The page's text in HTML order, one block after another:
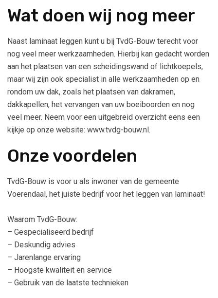
Wat doen wij nog meer
Naast laminaat leggen kunt u bij TvdG-Bouw terecht voor
nog veel meer werkzaamheden. Hierbij kan gedacht worden
aan het plaatsen van een scheidingswand of lichtkoepels,
maar wij zijn ook specialist in alle werkzaamheden op en
rondom uw dak, zoals het plaatsen van dakramen,
dakkapellen, het vervangen van uw boeiboorden en nog
veel meer. Neem voor een uitgebreid overzicht eens een
kijkje op onze website: www.tvdg-bouw.nl.
Onze voordelen
TvdG-Bouw is voor u als inwoner van de gemeente
Voerendaal, het juiste bedrijf voor het leggen van laminaat!
Waarom TvdG-Bouw:
– Gespecialiseerd bedrijf
– Deskundig advies
– Jarenlange ervaring
– Hoogste kwaliteit en service
– Gebruik van de laatste technieken